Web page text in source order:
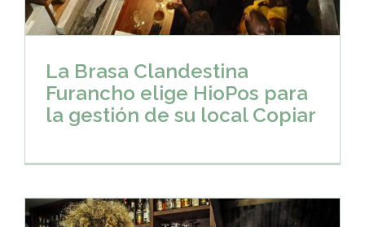
La Brasa Clandestina
Furancho elige HioPos para
la gestión de su local Copiar